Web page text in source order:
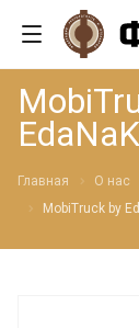
Главная О нас
MobiTruck by